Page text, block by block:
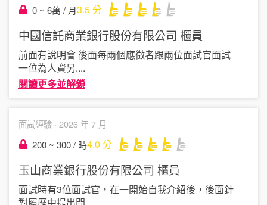
0 ~ 6萬 / 月3.5分
中國信託商業銀行股份有限公司 櫃員
前面有說明會 後面每兩個應徵者跟兩位面試官面試
一位為人資另....
閱讀更多並解鎖
面試經驗 · 2026 年 7 月
200 ~ 300 / 時4.0 分
玉山商業銀行股份有限公司 櫃員
面試時有3位面試官，在一開始自我介紹後，後面針